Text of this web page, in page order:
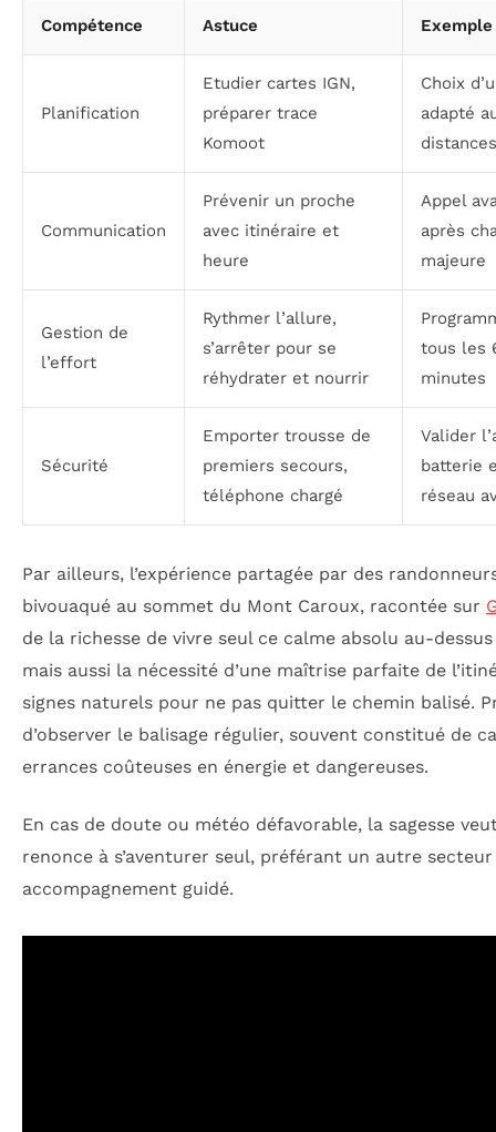
Compétence Astuce
Planification
Etudier cartes IGN,
préparer trace
Komoot
Choix
adapté
distances
Communication
Prévenir un proche
avec itinéraire et
heure
Appel
après
majeure
Gestion de
l’effort
Rythmer l’allure,
s’arrêter pour se
réhydrater et nourrir
tous les
minutes
Sécurité
Emporter trousse de
premiers secours,
téléphone chargé
Valider
batterie
réseau
Par ailleurs, l’expérience partagée par des
bivouaqué au sommet du Mont Caroux, racontée sur
de la richesse de vivre seul ce calme absolu au-
mais aussi la nécessité d’une maîtrise parfaite de
signes naturels pour ne pas quitter le chemin balisé.
d’observer le balisage régulier, souvent constitué de
errances coûteuses en énergie et dangereuses.
En cas de doute ou météo défavorable, la sagesse
renonce à s’aventurer seul, préférant un autre
accompagnement guidé.